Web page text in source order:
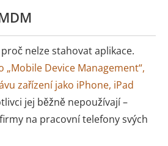
nelze stahovat aplikace.
„Mobile Device Management“,
zařízení jako iPhone, iPad
jej běžně nepoužívají –
na pracovní telefony svých